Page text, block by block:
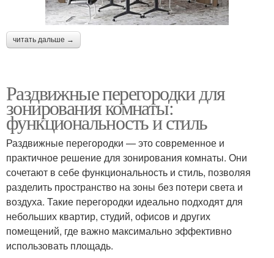
читать дальше →
Раздвижные перегородки для
зонирования комнаты:
функциональность и стиль
Раздвижные перегородки — это современное и
практичное решение для зонирования комнаты. Они
сочетают в себе функциональность и стиль, позволяя
разделить пространство на зоны без потери света и
воздуха. Такие перегородки идеально подходят для
небольших квартир, студий, офисов и других
помещений, где важно максимально эффективно
использовать площадь.